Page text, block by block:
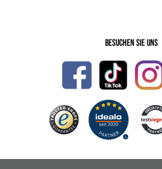
Besuchen Sie uns